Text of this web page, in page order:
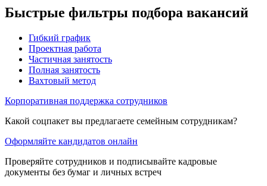
Быстрые фильтры подбора вакансий
Гибкий график
Проектная работа
Частичная занятость
Полная занятость
Вахтовый метод
Корпоративная поддержка сотрудников
Какой соцпакет вы предлагаете семейным сотрудникам?
Оформляйте кандидатов онлайн
Проверяйте сотрудников и подписывайте кадровые
документы без бумаг и личных встреч